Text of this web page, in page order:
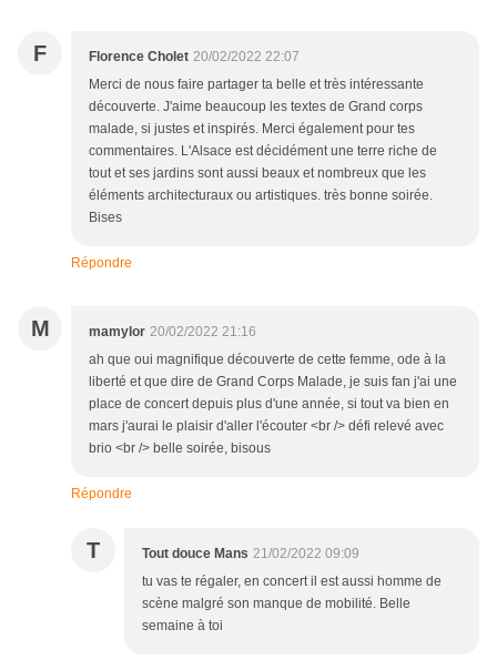
F Florence Cholet 20/02/2022 22:07
Merci de nous faire partager ta belle et très intéressante
découverte. J'aime beaucoup les textes de Grand corps
malade, si justes et inspirés. Merci également pour tes
commentaires. L'Alsace est décidément une terre riche de
tout et ses jardins sont aussi beaux et nombreux que les
éléments architecturaux ou artistiques. très bonne soirée.
Bises
Répondre
M mamylor 20/02/2022 21:16
ah que oui magnifique découverte de cette femme, ode à la
liberté et que dire de Grand Corps Malade, je suis fan j'ai une
place de concert depuis plus d'une année, si tout va bien en
mars j'aurai le plaisir d'aller l'écouter <br /> défi relevé avec
brio <br /> belle soirée, bisous
Répondre
T Tout douce Mans 21/02/2022 09:09
tu vas te régaler, en concert il est aussi homme de
scène malgré son manque de mobilité. Belle
semaine à toi